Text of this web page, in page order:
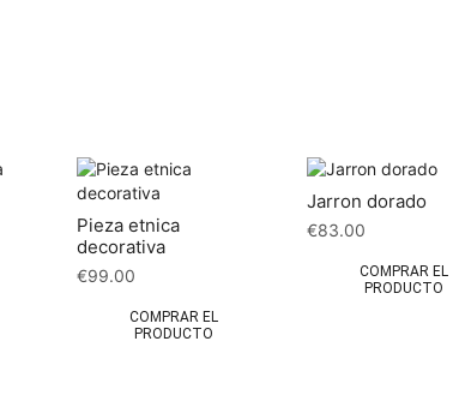
Pieza etnica
decorativa
€99.00
COMPRAR EL
PRODUCTO
Jarron dorado
€83.00
COMPRAR EL
PRODUCTO